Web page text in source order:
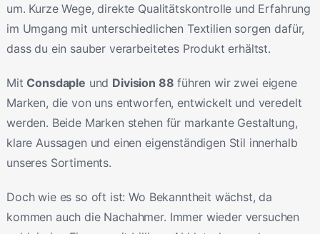
um. Kurze Wege, direkte Qualitätskontrolle und Erfahrung
im Umgang mit unterschiedlichen Textilien sorgen dafür,
dass du ein sauber verarbeitetes Produkt erhältst.
Mit Consdaple und Division 88 führen wir zwei eigene
Marken, die von uns entworfen, entwickelt und veredelt
werden. Beide Marken stehen für markante Gestaltung,
klare Aussagen und einen eigenständigen Stil innerhalb
unseres Sortiments.
Doch wie es so oft ist: Wo Bekanntheit wächst, da
kommen auch die Nachahmer. Immer wieder versuchen